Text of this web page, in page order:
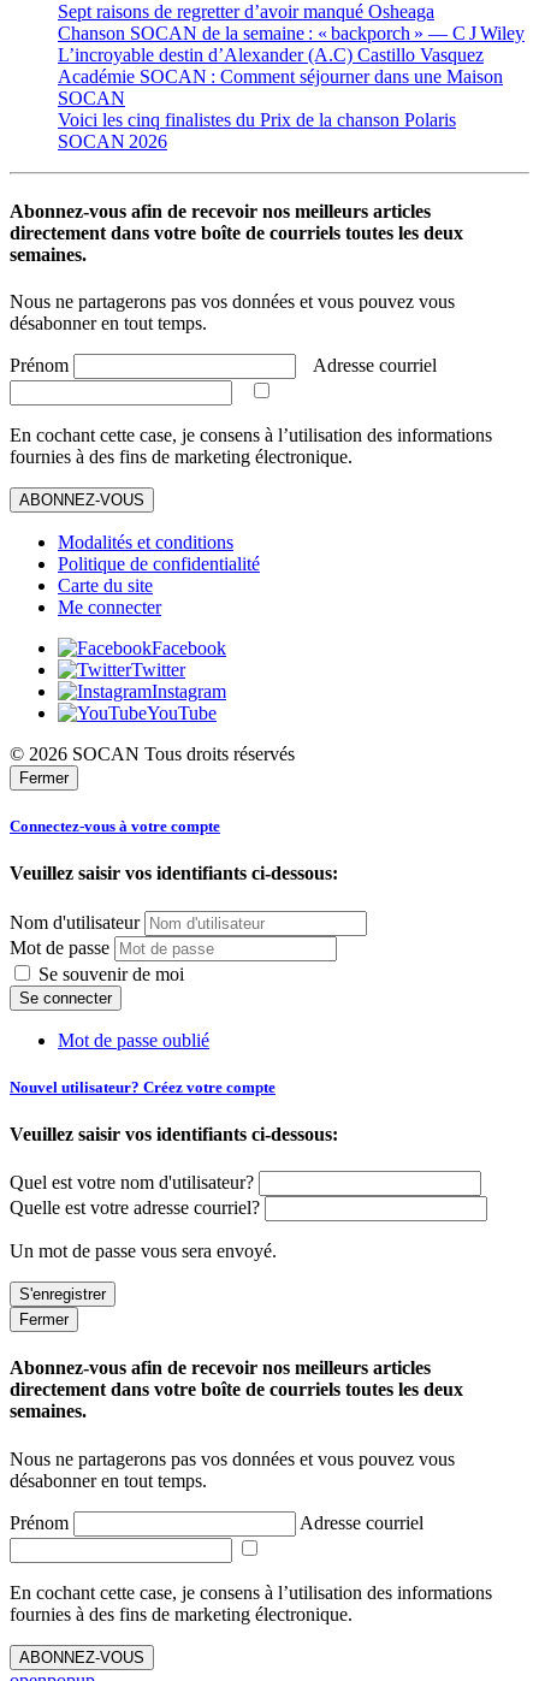
Sept raisons de regretter d’avoir manqué Osheaga
Chanson SOCAN de la semaine : « backporch » — C J Wiley
L’incroyable destin d’Alexander (A.C) Castillo Vasquez
Académie SOCAN : Comment séjourner dans une Maison
SOCAN
Voici les cinq finalistes du Prix de la chanson Polaris
SOCAN 2026
Abonnez-vous afin de recevoir nos meilleurs articles
directement dans votre boîte de courriels toutes les deux
semaines.
Nous ne partagerons pas vos données et vous pouvez vous
désabonner en tout temps.
Prénom Adresse courriel
En cochant cette case, je consens à l’utilisation des informations
fournies à des fins de marketing électronique.
ABONNEZ-VOUS
Modalités et conditions
Politique de confidentialité
Carte du site
Me connecter
Facebook
Twitter
Instagram
YouTube
© 2026 SOCAN Tous droits réservés
Fermer
Connectez-vous à votre compte
Veuillez saisir vos identifiants ci-dessous:
Nom d'utilisateur
Mot de passe
Se souvenir de moi
Mot de passe oublié
Nouvel utilisateur? Créez votre compte
Veuillez saisir vos identifiants ci-dessous:
Quel est votre nom d'utilisateur?
Quelle est votre adresse courriel?
Un mot de passe vous sera envoyé.
Fermer
Abonnez-vous afin de recevoir nos meilleurs articles
directement dans votre boîte de courriels toutes les deux
semaines.
Nous ne partagerons pas vos données et vous pouvez vous
désabonner en tout temps.
Prénom Adresse courriel
En cochant cette case, je consens à l’utilisation des informations
fournies à des fins de marketing électronique.
ABONNEZ-VOUS